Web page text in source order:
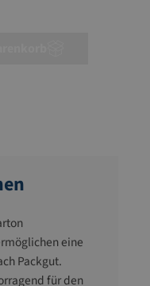
Wert
eine
Packgut.
für den